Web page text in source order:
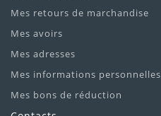
Mes retours de marchandise
Mes avoirs
Mes adresses
Mes informations personnelles
Mes bons de réduction